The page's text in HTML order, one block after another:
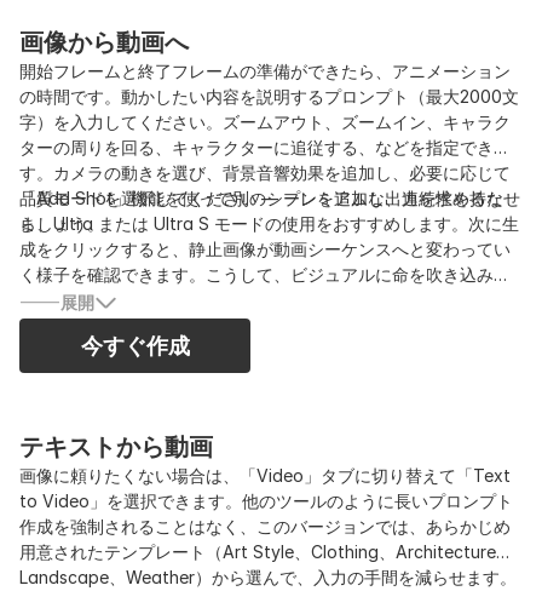
画像から動画へ
開始フレームと終了フレームの準備ができたら、アニメーション
の時間です。動かしたい内容を説明するプロンプト（最大2000文
字）を入力してください。ズームアウト、ズームイン、キャラク
ターの周りを回る、キャラクターに追従する、などを指定できま
す。カメラの動きを選び、背景音響効果を追加し、必要に応じて
「Add Shot」機能を使って別のシーンを追加し、連続性を持たせ
ましょう。
品質モードを選択してください — プレミアムな出力を求めるな
ら、Ultra または Ultra S モードの使用をおすすめします。次に生
成をクリックすると、静止画像が動画シーケンスへと変わってい
く様子を確認できます。こうして、ビジュアルに命を吹き込みま
す。 展開
今すぐ作成
テキストから動画
画像に頼りたくない場合は、「Video」タブに切り替えて「Text
to Video」を選択できます。他のツールのように長いプロンプト
作成を強制されることはなく、このバージョンでは、あらかじめ
用意されたテンプレート（Art Style、Clothing、Architecture、
Landscape、Weather）から選んで、入力の手間を減らせます。